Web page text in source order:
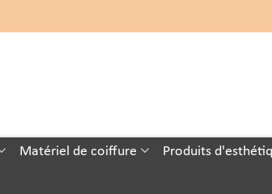
Matériel de coiffure Produits